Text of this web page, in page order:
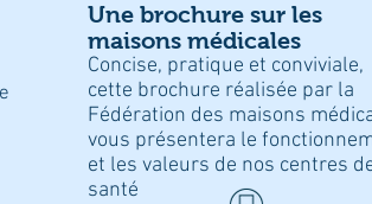
Une brochure sur les
maisons médicales
Concise, pratique et conviviale,
cette brochure réalisée par la
Fédération des maisons
vous présentera le
et les valeurs de nos centres
santé